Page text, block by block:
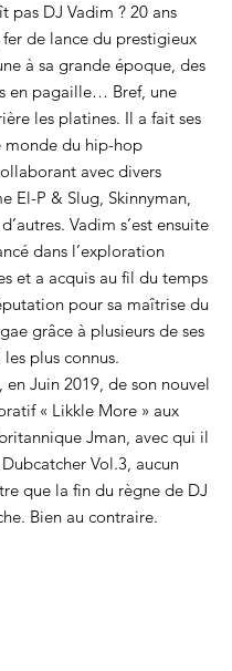
pas DJ Vadim ? 20 ans
fer de lance du prestigieux
à sa grande époque, des
en pagaille… Bref, une
les platines. Il a fait ses
monde du hip-hop
avec divers
El-P & Slug, Skinnyman,
Vadim s’est ensuite
dans l’exploration
et a acquis au fil du temps
pour sa maîtrise du
grâce à plusieurs de ses
plus connus.
en Juin 2019, de son nouvel
« Likkle More » aux
Jman, avec qui il
Vol.3, aucun
que la fin du règne de DJ
Bien au contraire.